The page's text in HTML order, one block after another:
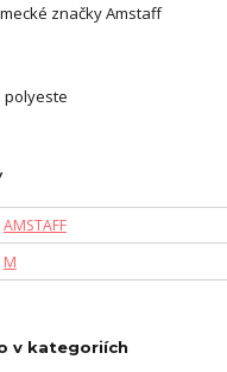
značky Amstaff
polyeste
AMSTAFF
M
v kategoriích